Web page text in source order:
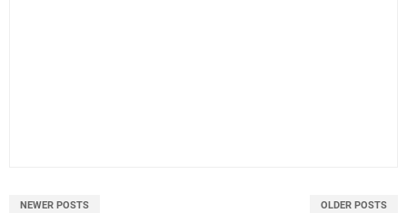
NEWER POSTS OLDER POSTS